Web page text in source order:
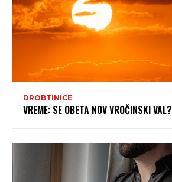
DROBTINICE
VREME: SE OBETA NOV VROČINSKI VAL?